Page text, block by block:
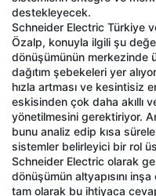
destekleyecek.
Schneider Electric Türkiye
Özalp, konuyla ilgili şu
dönüşümünün merkezinde
dağıtım şebekeleri yer
hızla artması ve kesintisiz
eskisinden çok daha akıllı
yönetilmesini gerektiriyor.
bunu analiz edip kısa
sistemler belirleyici bir rol
Schneider Electric olarak
dönüşümün altyapısını
tam olarak bu ihtiyaca